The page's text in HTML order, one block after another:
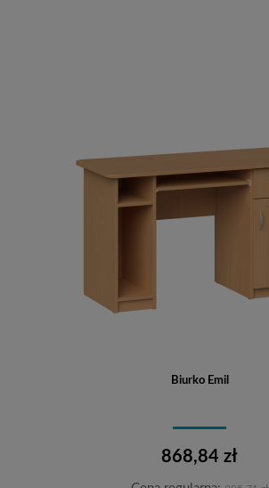
Biurko Emil
868,84 zł